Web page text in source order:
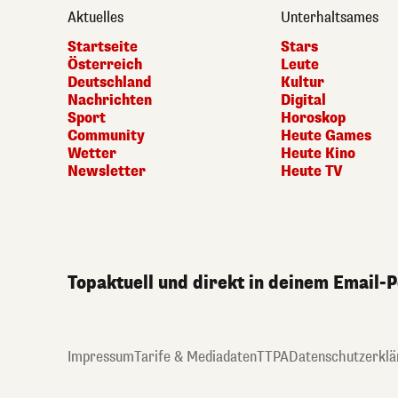
Aktuelles
Startseite
Österreich
Deutschland
Nachrichten
Sport
Community
Wetter
Newsletter
Unterhaltsames
Stars
Leute
Kultur
Digital
Horoskop
Heute Games
Heute Kino
Heute TV
Topaktuell und direkt in deinem
ImpressumTarife & MediadatenTTPA